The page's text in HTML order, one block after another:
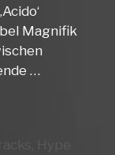
Magnifik
…